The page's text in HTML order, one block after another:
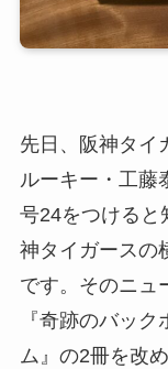
先日、阪神タイ
ルーキー・工藤
号24をつけると
神タイガースの
です。そのニュ
『奇跡のバッ
ム』の2冊を改